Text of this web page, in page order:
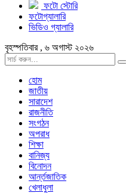
ফটো স্টোরি
ফটোগ্যালারি
ভিডিও গ্যালারি
বৃহস্পতিবার , ৬ অগাস্ট ২০২৬
হোম
জাতীয়
সারাদেশ
রাজনীতি
সংগঠন
অপরাধ
শিক্ষা
বানিজ্য
বিনোদন
আর্ন্তজাতিক
খেলাধুলা